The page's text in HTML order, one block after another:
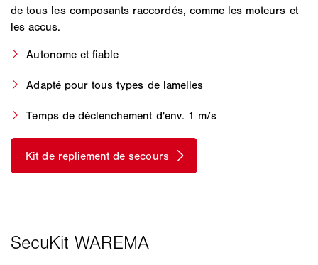
de tous les composants raccordés, comme les moteurs et
les accus.
Autonome et fiable
Adapté pour tous types de lamelles
Temps de déclenchement d'env. 1 m/s